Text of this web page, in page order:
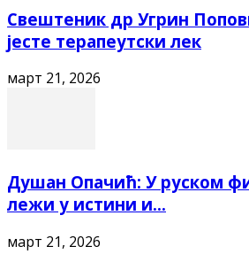
Свештеник др Угрин
јесте терапеутски лек
март 21, 2026
Душан Опачић: У руском
лежи у истини и...
март 21, 2026